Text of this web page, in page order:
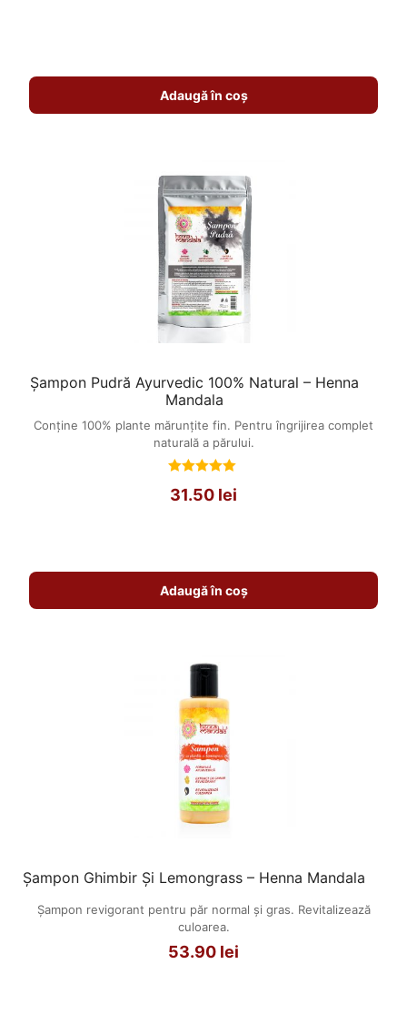
Adaugă în coș
Șampon Pudră Ayurvedic 100% Natural – Henna
Mandala
Conține 100% plante mărunțite fin. Pentru îngrijirea complet
naturală a părului.
la
31.50 lei
Adaugă în coș
Șampon Ghimbir Și Lemongrass – Henna Mandala
Șampon revigorant pentru păr normal și gras. Revitalizează
culoarea.
53.90 lei